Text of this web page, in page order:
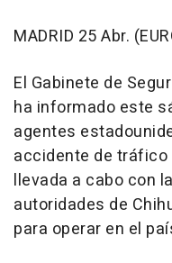
MADRID 25 Abr.
El Gabinete de
ha informado este
agentes
accidente de tráfico
llevada a cabo con
autoridades de
para operar en el